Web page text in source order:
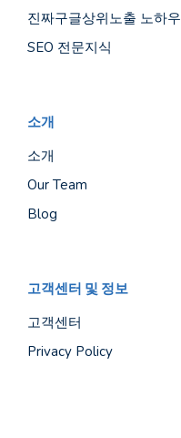
진짜구글상위노출 노하우
SEO 전문지식
소개
소개
Our Team
Blog
고객센터 및 정보
고객센터
Privacy Policy